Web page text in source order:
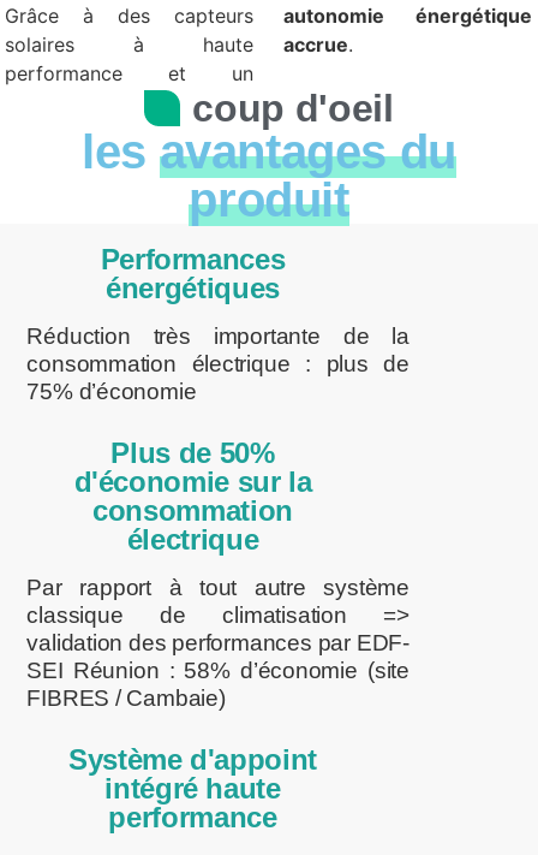
Grâce à des capteurs
solaires à haute
performance et un
autonomie énergétique
accrue.
coup d'oeil
les avantages du
produit
Performances
énergétiques
Réduction très importante de la
consommation électrique : plus de
75% d’économie
Plus de 50%
d'économie sur la
consommation
électrique
Par rapport à tout autre système
classique de climatisation =>
validation des performances par EDF-
SEI Réunion : 58% d’économie (site
FIBRES / Cambaie)
Système d'appoint
intégré haute
performance